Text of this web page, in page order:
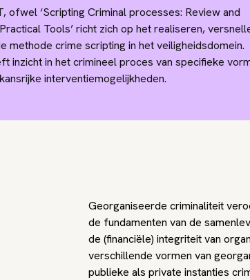
ofwel ‘Scripting Criminal processes: Review and
Tools’ richt zich op het realiseren,
methode crime scripting in het veiligheidsdomein.
inzicht in het crimineel proces van specifieke
interventiemogelijkheden.
Georganiseerde criminaliteit
de fundamenten van de
de (financiële) integriteit van
verschillende vormen van
publieke als private instanties